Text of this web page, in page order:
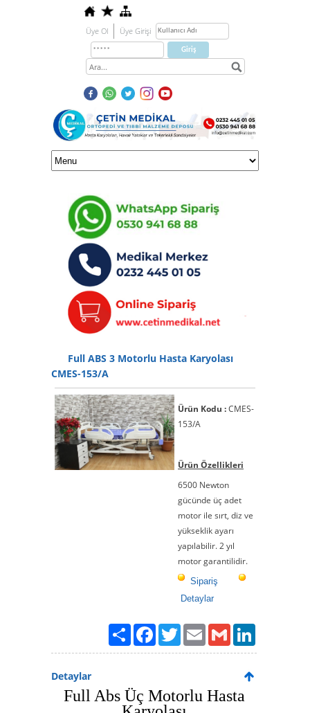
Üye Ol Üye Girişi
Full ABS 3 Motorlu Hasta Karyolası
CMES-153/A
Ürün Kodu :CMES-
153/A
Ürün Özellikleri
6500 Newton
gücünde üç adet
motor ile sırt, diz ve
yükseklik ayarı
yapılabilir. 2 yıl
motor garantilidir.
Sipariş
Detaylar
PaylaşFacebook
TwitterEmailGmail
Detaylar
Full Abs Üç Motorlu Hasta